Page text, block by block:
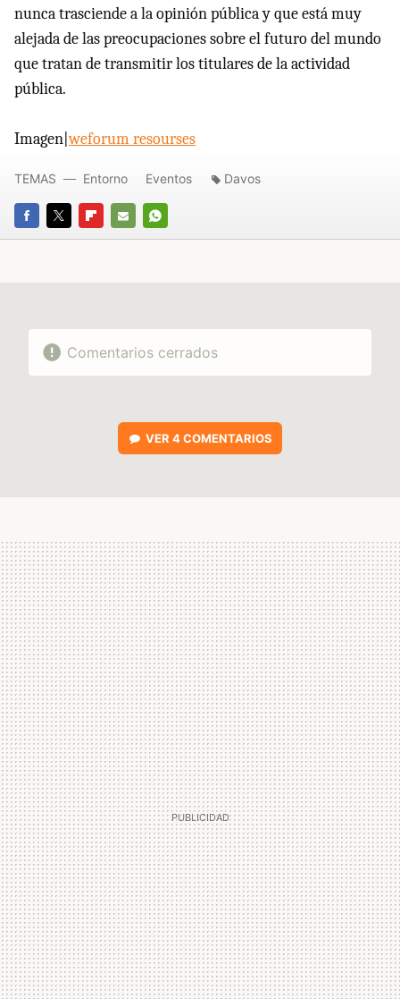
nunca trasciende a la opinión pública y que está muy
alejada de las preocupaciones sobre el futuro del mundo
que tratan de transmitir los titulares de la actividad
pública.
Imagen|weforum resourses
FACEBOOK
TWITTERFLIPBOARD
E-
WHATSAPP
TEMAS Entorno Eventos Davos
Comentarios cerrados
VER 4 COMENTARIOS